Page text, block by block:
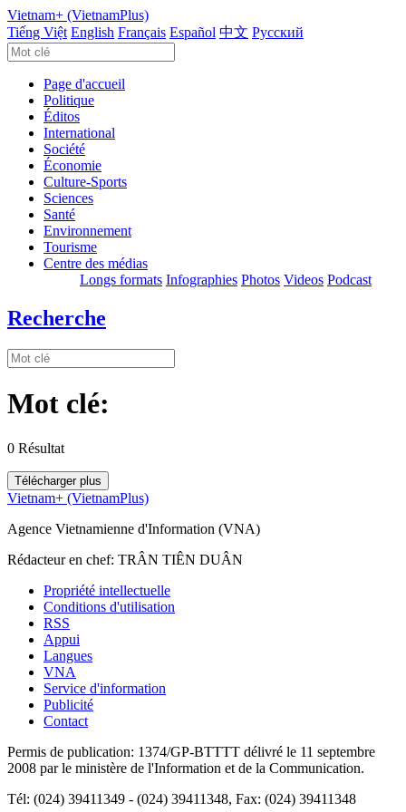
Vietnam+ (VietnamPlus)
Tiếng Việt English Français Español 中文 Русский
Page d'accueil
Politique
Éditos
International
Société
Économie
Culture-Sports
Sciences
Santé
Environnement
Tourisme
Centre des médias
Longs formats Infographies Photos Videos Podcast
Recherche
Mot clé:
0 Résultat
Télécharger plus
Vietnam+ (VietnamPlus)
Agence Vietnamienne d'Information (VNA)
Rédacteur en chef: TRÂN TIÊN DUÂN
Propriété intellectuelle
Conditions d'utilisation
RSS
Appui
Langues
VNA
Service d'information
Publicité
Contact
Permis de publication: 1374/GP-BTTTT délivré le 11 septembre
2008 par le ministère de l'Information et de la Communication.
Tél: (024) 39411349 - (024) 39411348, Fax: (024) 39411348